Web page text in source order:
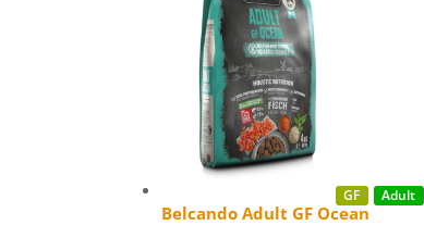
GF Adult
Belcando Adult GF Ocean